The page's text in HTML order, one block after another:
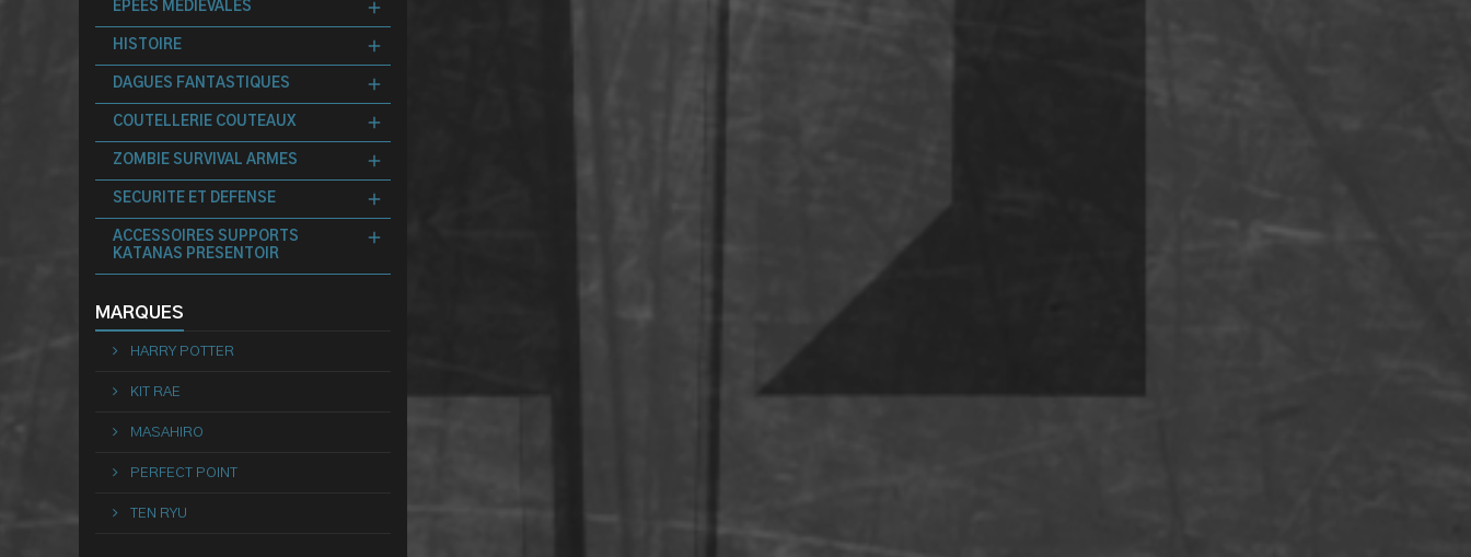
EPEES MEDIEVALES
HISTOIRE
DAGUES FANTASTIQUES
COUTELLERIE COUTEAUX
ZOMBIE SURVIVAL ARMES
SECURITE ET DEFENSE
ACCESSOIRES SUPPORTS
KATANAS PRESENTOIR
MARQUES
HARRY POTTER
KIT RAE
MASAHIRO
PERFECT POINT
TEN RYU